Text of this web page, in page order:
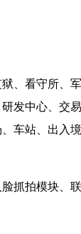
狱、看守所、
发中心、交
车站、出入
脸抓拍模块、